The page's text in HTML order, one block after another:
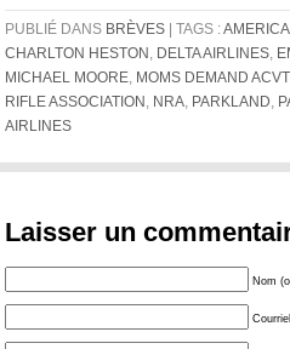
PUBLIÉ DANS BRÈVES | TAGS :AMERICA
CHARLTON HESTON
DELTA AIRLINES
MICHAEL MOORE
MOMS DEMAND
RIFLE ASSOCIATION
NRA PARKLAND
AIRLINES
Laisser un
Nom